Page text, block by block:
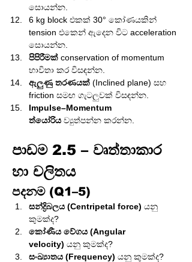
සොයන්න.
6 kg block එකක් 30° කෝණයකින්
tension එකෙන් ඇදෙන විට acceleration
සොයන්න.
පිපිරීමක් conservation of momentum
භාවිතා කර විසඳන්න.
ඇලුණු තරණයක් (Inclined plane) සහ
friction සමඟ ගැටලුවක් විසඳන්න.
Impulse–Momentum
ත්යෝරිය ව්‍යුත්පන්න කරන්න.
පාඩම 2.5 – වෘත්තාකාර
හා චලිතය
පදනම (Q1–5)
සන්ද්‍රිබලය (Centripetal force) යනු
කුමක්ද?
කෝණීය වේගය (Angular
velocity) යනු කුමක්ද?
සංඛ්‍යාතය (Frequency) යනු කුමක්ද?